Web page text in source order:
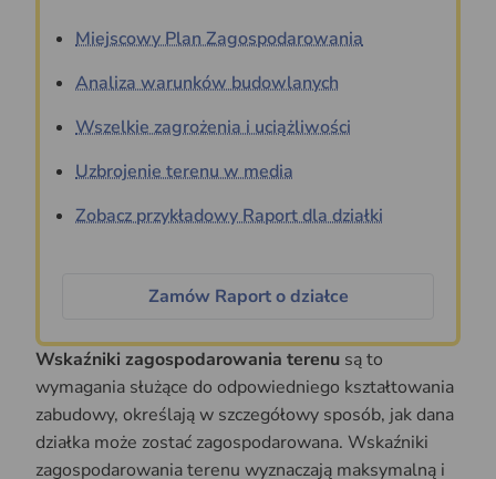
Miejscowy Plan Zagospodarowania
Analiza warunków budowlanych
Wszelkie zagrożenia i uciążliwości
Uzbrojenie terenu w media
Zobacz przykładowy Raport dla działki
Zamów Raport o działce
Wskaźniki zagospodarowania terenu są to
wymagania służące do odpowiedniego kształtowania
zabudowy, określają w szczegółowy sposób, jak dana
działka może zostać zagospodarowana. Wskaźniki
zagospodarowania terenu wyznaczają maksymalną i